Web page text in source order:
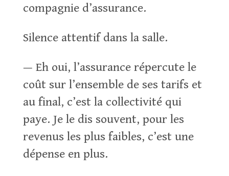
compagnie d’assurance.
Silence attentif dans la salle.
— Eh oui, l’assurance répercute le
coût sur l’ensemble de ses tarifs et
au final, c’est la collectivité qui
paye. Je le dis souvent, pour les
revenus les plus faibles, c’est une
dépense en plus.